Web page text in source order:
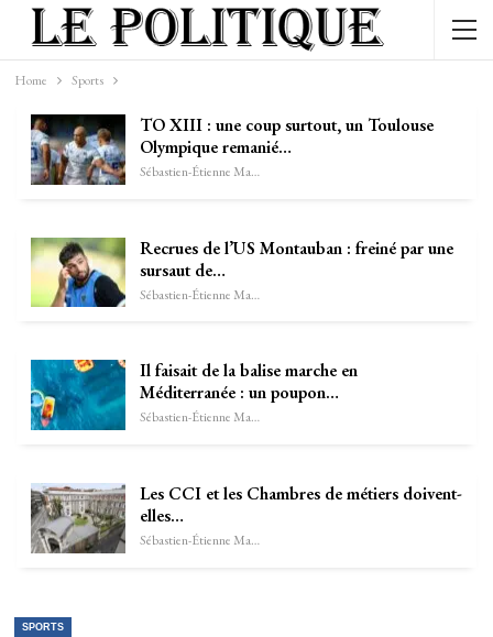
Home Sports
TO XIII : une coup surtout, un Toulouse
Olympique remanié…
Sébastien-Étienne Marechal
Recrues de l’US Montauban : freiné par une
sursaut de…
Sébastien-Étienne Marechal
Il faisait de la balise marche en
Méditerranée : un poupon…
Sébastien-Étienne Marechal
Les CCI et les Chambres de métiers doivent-
elles…
Sébastien-Étienne Marechal
SPORTS